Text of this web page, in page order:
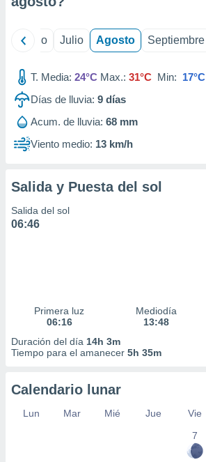
mediante
publicidad
publicidad
1199
Junio Julio Agosto Septiembre
T. Media: 24°C Max.: 31°C Min: 17°C
Días de lluvia: 9 días
Acum. de lluvia: 68 mm
Viento medio: 13 km/h
Salida y Puesta del sol
Salida del sol
06:46
Primera luz
06:16
Mediodía
13:48
Duración del día 14h 3m
Tiempo para el amanecer 5h 35m
Calendario lunar
Lun Mar Mié Jue Vie
7